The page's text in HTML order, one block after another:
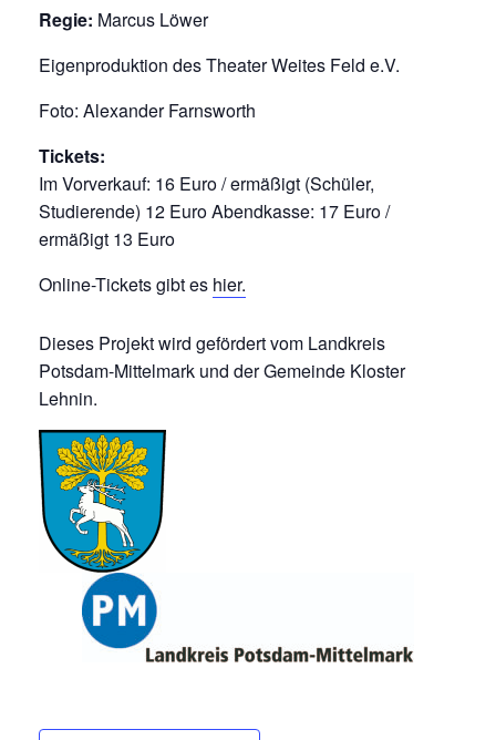
Regie: Marcus Löwer
Eigenproduktion des Theater Weites Feld e.V.
Foto: Alexander Farnsworth
Tickets:
Im Vorverkauf: 16 Euro / ermäßigt (Schüler,
Studierende) 12 Euro Abendkasse: 17 Euro /
ermäßigt 13 Euro
Online-Tickets gibt es hier.
Dieses Projekt wird gefördert vom Landkreis
Potsdam-Mittelmark und der Gemeinde Kloster
Lehnin.